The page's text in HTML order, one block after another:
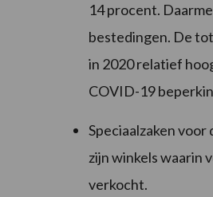
14 procent.
bestedingen. De
in 2020 relatief
COVID-19
Speciaalzaken
zijn winkels waarin
verkocht.